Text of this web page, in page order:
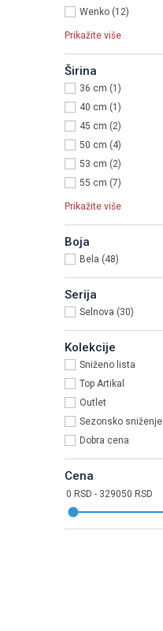
Wenko (12)
Prikažite više
Širina
36 cm (1)
40 cm (1)
45 cm (2)
50 cm (4)
53 cm (2)
55 cm (7)
Prikažite više
Boja
Bela (48)
Serija
Selnova (30)
Kolekcije
Sniženo lista
Top Artikal
Outlet
Sezonsko sniženje
Dobra cena
Cena